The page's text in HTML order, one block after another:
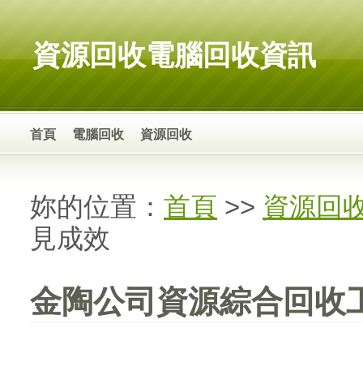
資源回收電腦回收資訊
首頁 電腦回收 資源回收
妳的位置： 首頁 >> 資源回
見成效
金陶公司資源綜合回收